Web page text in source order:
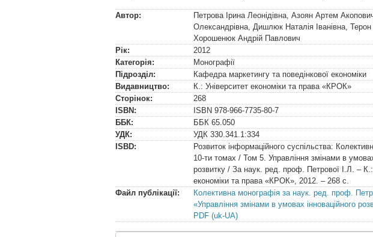
Автор: Петрова Ірина Леонідівна, Азоян Артем
Олександрівна, Дишлюк Наталія Іванівна, Терон
Хорошенюк Андрій Павлович
Рік:
2012
Категорія:
Монографії
Підрозділ:
Кафедра маркетингу та поведінкової економіки
Видавництво:
К.: Університет економіки та права «КРОК»
Сторінок:
268
ISBN:
ISBN 978-966-7735-80-7
ББК:
ББК 65.050
УДК:
УДК 330.341.1:334
ISBD:
Розвиток інформаційного суспільства:
10-ти томах / Том 5. Управління змінами в
розвитку / За наук. ред. проф. Петрової І.Л. –
економіки та права «КРОК», 2012. – 268 с.
Файл публікації:
Колективна монографія за наук. ред. проф.
«Управління змінами в умовах інноваційного
PDF (uk-UA)